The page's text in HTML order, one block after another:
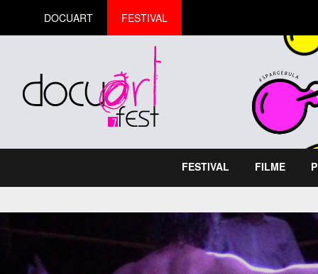
DOCUART FESTIVAL
FESTIVAL FILME